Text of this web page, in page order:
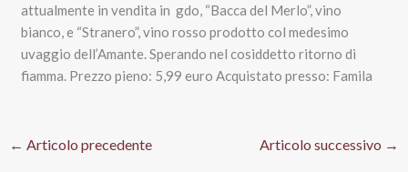
attualmente in vendita in gdo, “Bacca del Merlo”, vino
bianco, e “Stranero”, vino rosso prodotto col medesimo
uvaggio dell’Amante. Sperando nel cosiddetto ritorno di
fiamma. Prezzo pieno: 5,99 euro Acquistato presso: Famila
← Articolo precedente Articolo successivo →